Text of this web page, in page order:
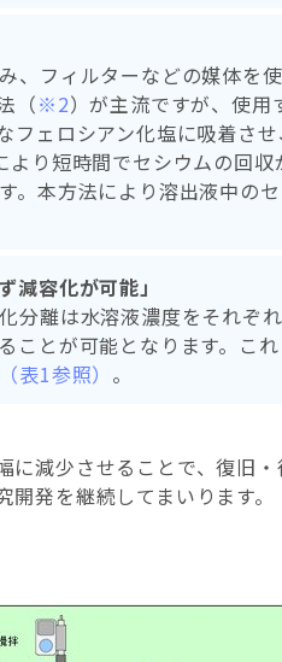
、フィルターなどの媒体を
（※2）が主流ですが、使用
フェロシアン化塩に吸着さ
より短時間でセシウムの回
。本方法により溶出液中の
減容化が可能」
分離は水溶液濃度をそれぞ
とが可能となります。こ
（表1参照） 。
減少させることで、復旧・
発を継続してまいります。